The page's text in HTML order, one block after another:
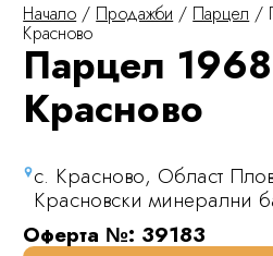
Начало / Продажби / Парцел /
Красново
Парцел
Красново
с. Красново, Област
Красновски минерални
Оферта №: 39183